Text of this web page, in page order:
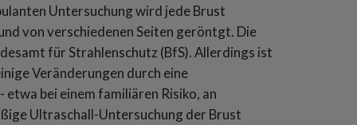
Untersuchung wird jede Brust
von verschiedenen Seiten geröntgt. Die
für Strahlenschutz (BfS). Allerdings ist
Veränderungen durch eine
bei einem familiären Risiko, an
Ultraschall-Untersuchung der Brust